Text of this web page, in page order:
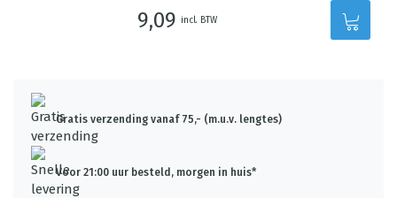
9,09 incl. BTW
Gratis verzending vanaf 75,- (m.u.v. lengtes)
Voor 21:00 uur besteld, morgen in huis*